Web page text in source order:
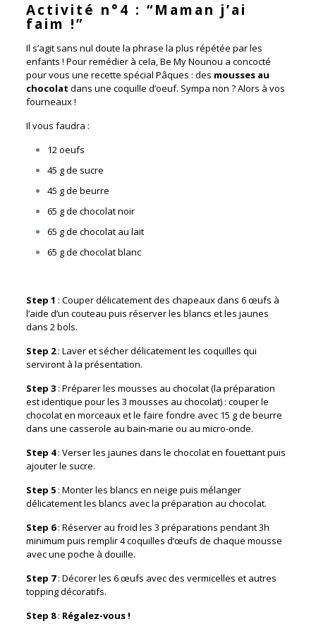
Activité n°4 : “Maman j’ai
faim !”
Il s’agit sans nul doute la phrase la plus répétée par les
enfants ! Pour remédier à cela, Be My Nounou a concocté
pour vous une recette spécial Pâques : des mousses au
chocolat dans une coquille d’oeuf. Sympa non ? Alors à vos
fourneaux !
Il vous faudra :
12 oeufs
45 g de sucre
45 g de beurre
65 g de chocolat noir
65 g de chocolat au lait
65 g de chocolat blanc
Step 1 : Couper délicatement des chapeaux dans 6 œufs à
l’aide d’un couteau puis réserver les blancs et les jaunes
dans 2 bols.
Step 2: Laver et sécher délicatement les coquilles qui
serviront à la présentation.
Step 3: Préparer les mousses au chocolat (la préparation
est identique pour les 3 mousses au chocolat) : couper le
chocolat en morceaux et le faire fondre avec 15 g de beurre
dans une casserole au bain-marie ou au micro-onde.
Step 4: Verser les jaunes dans le chocolat en fouettant puis
ajouter le sucre.
Step 5: Monter les blancs en neige puis mélanger
délicatement les blancs avec la préparation au chocolat.
Step 6: Réserver au froid les 3 préparations pendant 3h
minimum puis remplir 4 coquilles d’œufs de chaque mousse
avec une poche à douille.
Step 7: Décorer les 6 œufs avec des vermicelles et autres
topping décoratifs.
Step 8: Régalez-vous !